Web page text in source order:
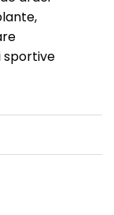
sportive